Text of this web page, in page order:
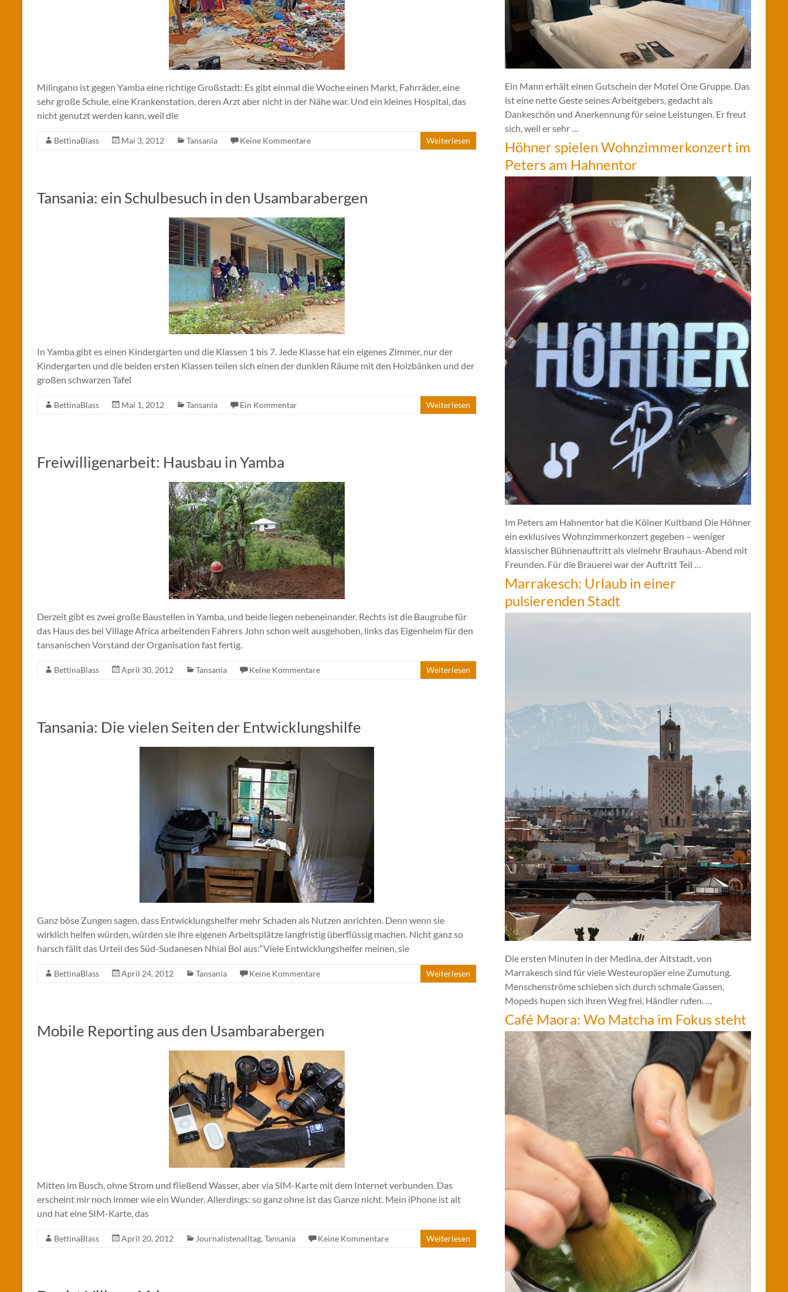
Milingano ist gegen Yamba eine richtige Großstadt: Es gibt einmal die Woche einen Markt, Fahrräder, eine
sehr große Schule, eine Krankenstation, deren Arzt aber nicht in der Nähe war. Und ein kleines Hospital, das
nicht genutzt werden kann, weil die
BettinaBlass Mai 3, 2012 Tansania Keine Kommentare Weiterlesen
Tansania: ein Schulbesuch in den Usambarabergen
In Yamba gibt es einen Kindergarten und die Klassen 1 bis 7. Jede Klasse hat ein eigenes Zimmer, nur der
Kindergarten und die beiden ersten Klassen teilen sich einen der dunklen Räume mit den Holzbänken und der
großen schwarzen Tafel
BettinaBlass Mai 1, 2012 Tansania Ein Kommentar Weiterlesen
Freiwilligenarbeit: Hausbau in Yamba
Derzeit gibt es zwei große Baustellen in Yamba, und beide liegen nebeneinander. Rechts ist die Baugrube für
das Haus des bei Village Africa arbeitenden Fahrers John schon weit ausgehoben, links das Eigenheim für den
tansanischen Vorstand der Organisation fast fertig.
BettinaBlass April 30, 2012 Tansania Keine Kommentare Weiterlesen
Tansania: Die vielen Seiten der Entwicklungshilfe
Ganz böse Zungen sagen, dass Entwicklungshelfer mehr Schaden als Nutzen anrichten. Denn wenn sie
wirklich helfen würden, würden sie ihre eigenen Arbeitsplätze langfristig überflüssig machen. Nicht ganz so
harsch fällt das Urteil des Süd-Sudanesen Nhial Bol aus:“Viele Entwicklungshelfer meinen, sie
BettinaBlass April 24, 2012 Tansania Keine Kommentare Weiterlesen
Mobile Reporting aus den Usambarabergen
Mitten im Busch, ohne Strom und fließend Wasser, aber via SIM-Karte mit dem Internet verbunden. Das
erscheint mir noch immer wie ein Wunder. Allerdings: so ganz ohne ist das Ganze nicht. Mein iPhone ist alt
und hat eine SIM-Karte, das
BettinaBlass April 20, 2012 Journalistenalltag, Tansania Keine Kommentare Weiterlesen
Ein Mann erhält einen Gutschein der Motel One Gruppe. Das
ist eine nette Geste seines Arbeitgebers, gedacht als
Dankeschön und Anerkennung für seine Leistungen. Er freut
sich, weil er sehr …
Höhner spielen Wohnzimmerkonzert im
Peters am Hahnentor
Im Peters am Hahnentor hat die Kölner Kultband Die Höhner
ein exklusives Wohnzimmerkonzert gegeben – weniger
klassischer Bühnenauftritt als vielmehr Brauhaus-Abend mit
Freunden. Für die Brauerei war der Auftritt Teil …
Marrakesch: Urlaub in einer
pulsierenden Stadt
Die ersten Minuten in der Medina, der Altstadt, von
Marrakesch sind für viele Westeuropäer eine Zumutung.
Menschenströme schieben sich durch schmale Gassen,
Mopeds hupen sich ihren Weg frei, Händler rufen. …
Café Maora: Wo Matcha im Fokus steht